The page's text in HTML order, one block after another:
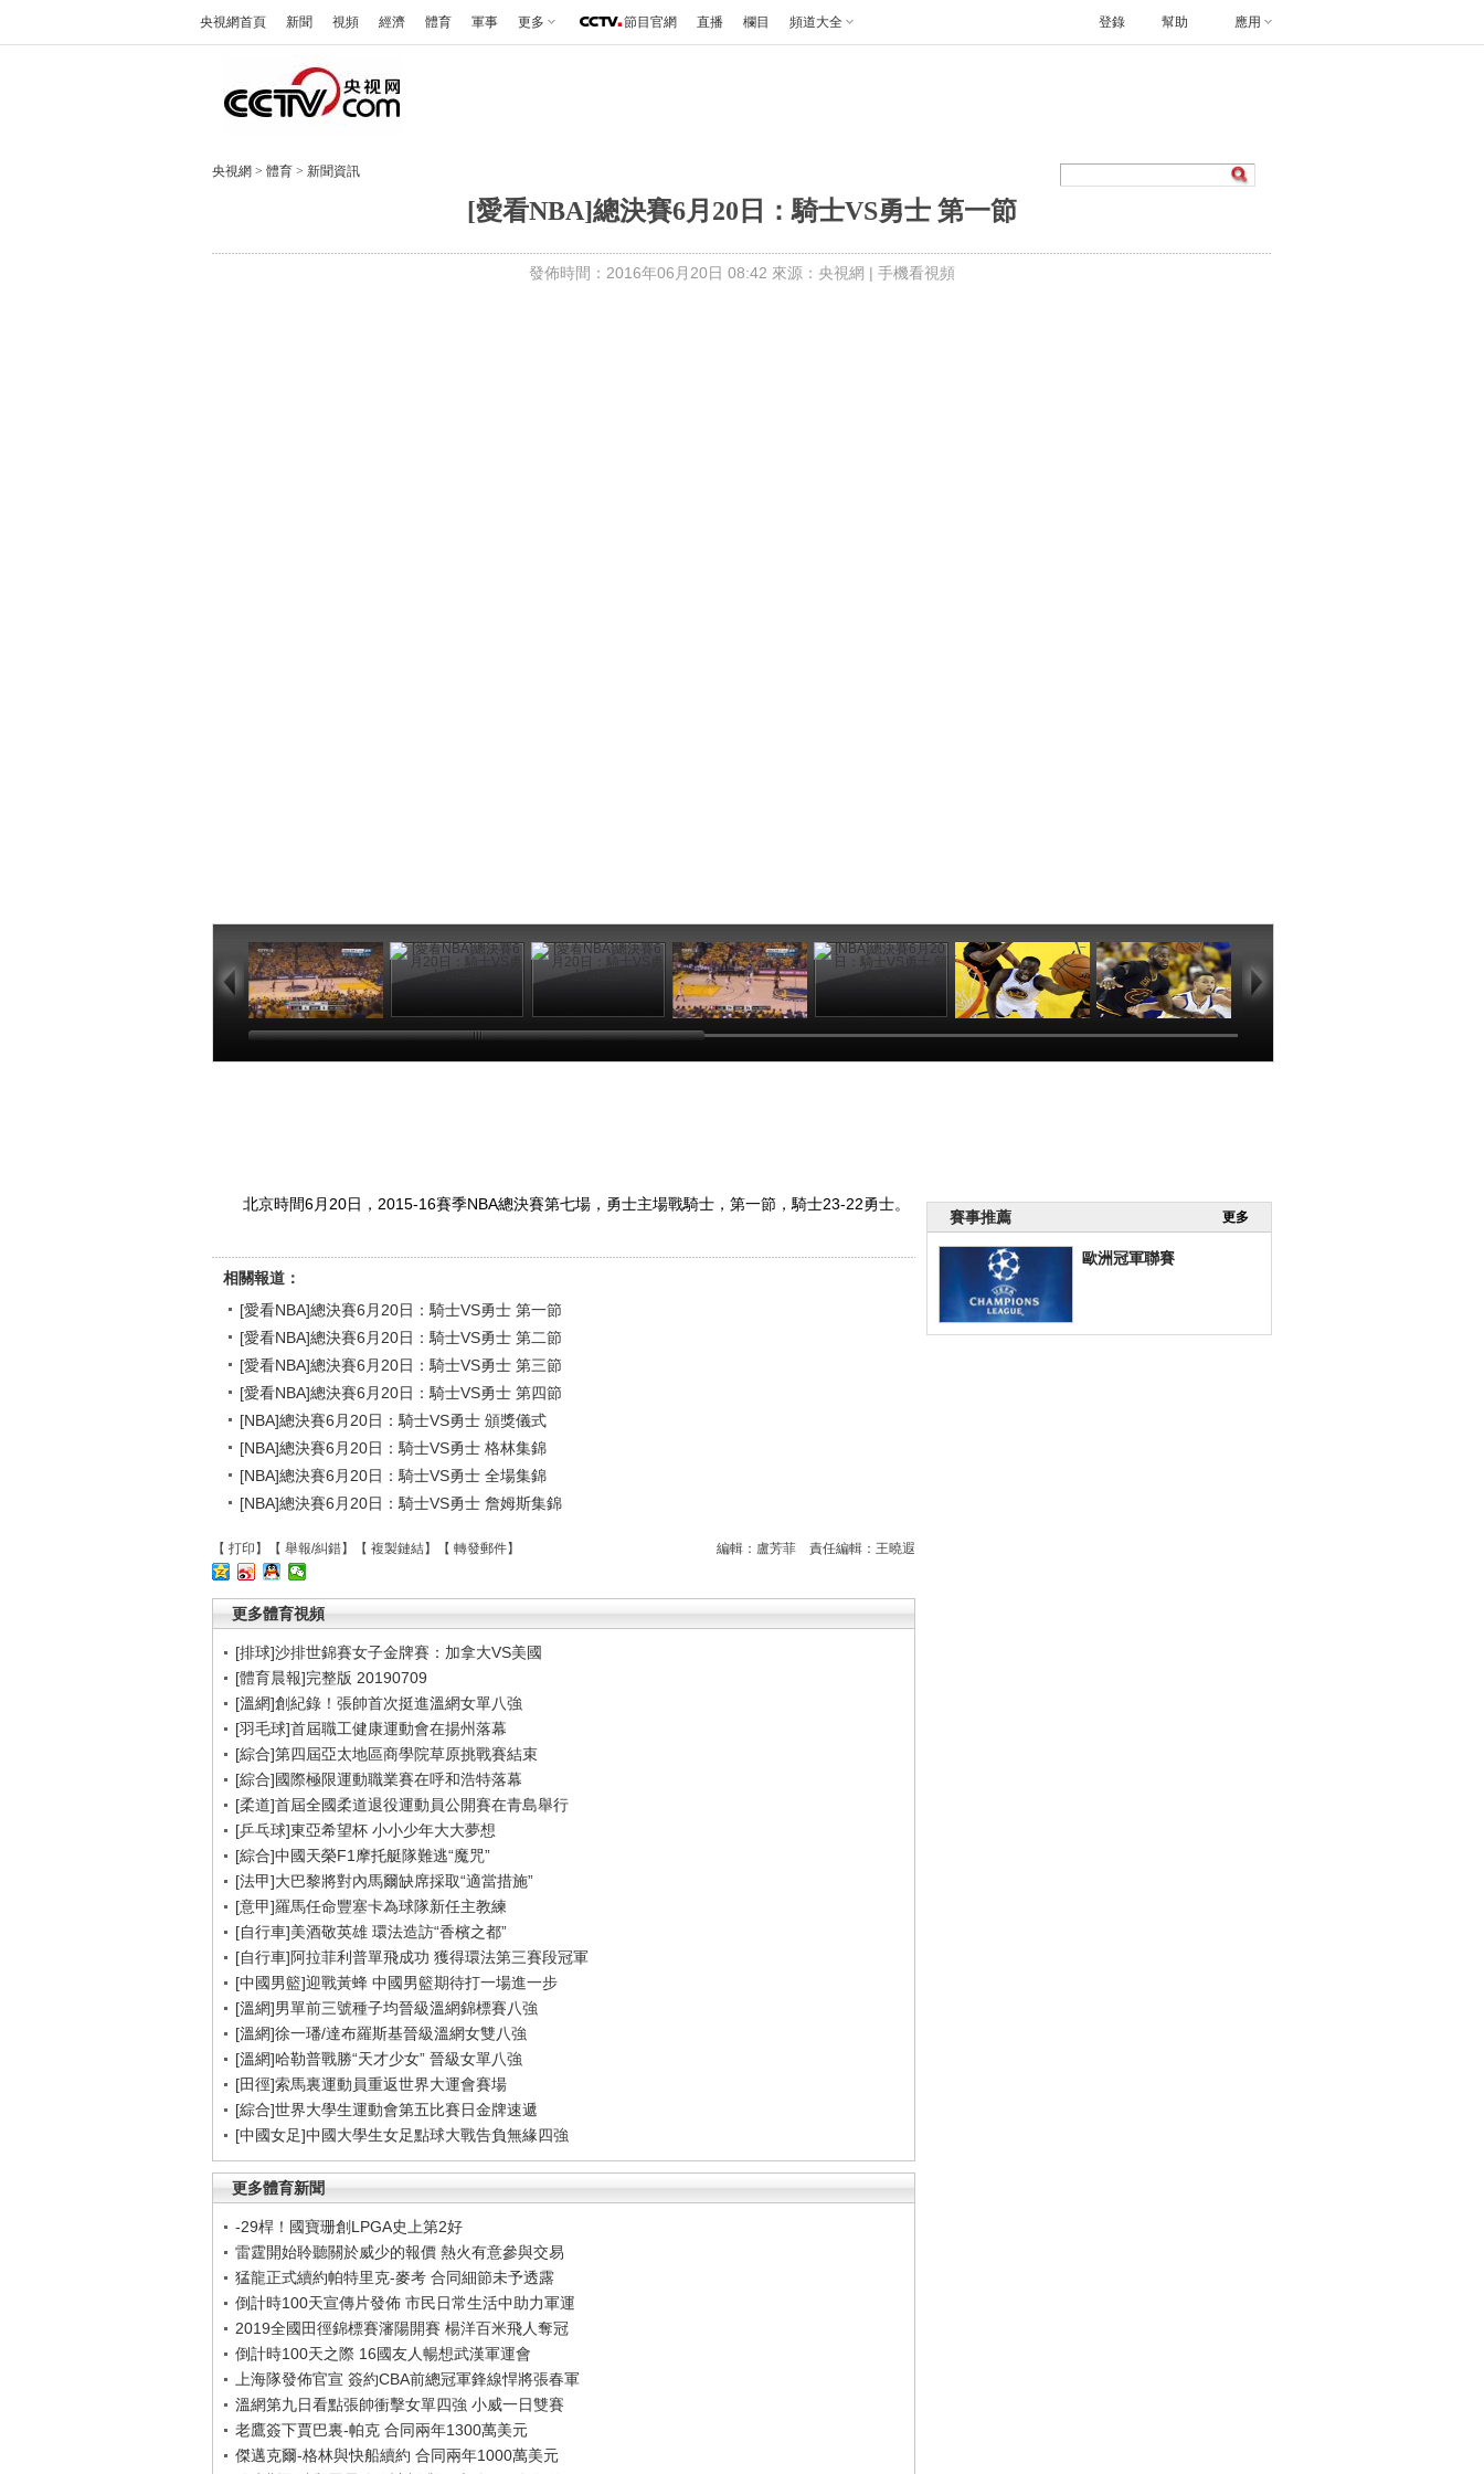
央視網首頁 新聞 視頻 經濟 體育 軍事 更多 節目官網 直播 欄目 頻道大全 幫助 應用
登錄
央視網 > 體育 > 新聞資訊
[愛看NBA]總決賽6月20日：騎士VS勇士 第一節
發佈時間：2016年06月20日 08:42 來源：央視網 | 手機看視頻
[愛看NBA]總決賽
勇士 第一節
[愛看NBA]總決賽
勇士 第二節
[愛看NBA]總決賽
勇士 第三節
[愛看NBA]總決賽
勇士 第四節
[NBA]總決賽6月
士 頒獎儀式
[NBA]總決賽6月
士 格林集錦
[NBA]總決賽6月
士 全場集錦
士 詹姆斯集錦
賽事推薦 更多
歐洲冠軍聯賽
北京時間6月20日，2015-16賽季NBA總決賽第七場，勇士主場戰騎士，第一節，騎士23-22勇士。
相關報道：
[愛看NBA]總決賽6月20日：騎士VS勇士 第一節
[愛看NBA]總決賽6月20日：騎士VS勇士 第二節
[愛看NBA]總決賽6月20日：騎士VS勇士 第三節
[愛看NBA]總決賽6月20日：騎士VS勇士 第四節
[NBA]總決賽6月20日：騎士VS勇士 頒獎儀式
[NBA]總決賽6月20日：騎士VS勇士 格林集錦
[NBA]總決賽6月20日：騎士VS勇士 全場集錦
[NBA]總決賽6月20日：騎士VS勇士 詹姆斯集錦
編輯：盧芳菲 責任編輯：王曉遐
【 打印 】【 舉報/糾錯】【 複製鏈結】【 轉發郵件】
更多體育視頻
[排球]沙排世錦賽女子金牌賽：加拿大VS美國
[體育晨報]完整版 20190709
[溫網]創紀錄！張帥首次挺進溫網女單八強
[羽毛球]首屆職工健康運動會在揚州落幕
[綜合]第四屆亞太地區商學院草原挑戰賽結束
[綜合]國際極限運動職業賽在呼和浩特落幕
[柔道]首屆全國柔道退役運動員公開賽在青島舉行
[乒乓球]東亞希望杯 小小少年大大夢想
[綜合]中國天榮F1摩托艇隊難逃“魔咒”
[法甲]大巴黎將對內馬爾缺席採取“適當措施”
[意甲]羅馬任命豐塞卡為球隊新任主教練
[自行車]美酒敬英雄 環法造訪“香檳之都”
[自行車]阿拉菲利普單飛成功 獲得環法第三賽段冠軍
[中國男籃]迎戰黃蜂 中國男籃期待打一場進一步
[溫網]男單前三號種子均晉級溫網錦標賽八強
[溫網]徐一璠/達布羅斯基晉級溫網女雙八強
[溫網]哈勒普戰勝“天才少女” 晉級女單八強
[田徑]索馬裏運動員重返世界大運會賽場
[綜合]世界大學生運動會第五比賽日金牌速遞
[中國女足]中國大學生女足點球大戰告負無緣四強
更多體育新聞
-29桿！國寶珊創LPGA史上第2好
雷霆開始聆聽關於威少的報價 熱火有意參與交易
猛龍正式續約帕特里克-麥考 合同細節未予透露
倒計時100天宣傳片發佈 市民日常生活中助力軍運
2019全國田徑錦標賽瀋陽開賽 楊洋百米飛人奪冠
倒計時100天之際 16國友人暢想武漢軍運會
上海隊發佈官宣 簽約CBA前總冠軍鋒線悍將張春軍
溫網第九日看點張帥衝擊女單四強 小威一日雙賽
老鷹簽下賈巴裏-帕克 合同兩年1300萬美元
傑邁克爾-格林與快船續約 合同兩年1000萬美元